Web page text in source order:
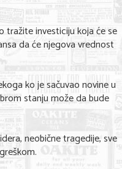
tražite investiciju koja će se
da će njegova vrednost
ko je sačuvao novine u
stanju može da bude
neobične tragedije, sve